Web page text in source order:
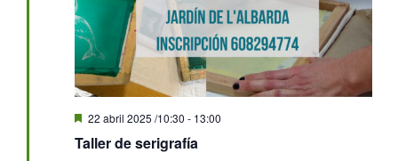
Taller de serigrafía
Destacado
22 abril 2025 /10:30 - 13:00